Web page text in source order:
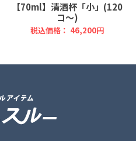
【70ml】清酒杯「小」(120
コ～)
税込価格： 46,200円